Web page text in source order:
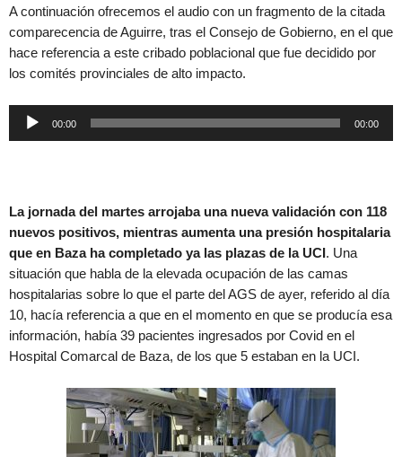
A continuación ofrecemos el audio con un fragmento de la citada
comparecencia de Aguirre, tras el Consejo de Gobierno, en el que
hace referencia a este cribado poblacional que fue decidido por
los comités provinciales de alto impacto.
Reproductor
00:00 00:00
La jornada del martes arrojaba una nueva validación con 118
nuevos positivos, mientras aumenta una presión hospitalaria
que en Baza ha completado ya las plazas de la UCI. Una
situación que habla de la elevada ocupación de las camas
hospitalarias sobre lo que el parte del AGS de ayer, referido al día
10, hacía referencia a que en el momento en que se producía esa
información, había 39 pacientes ingresados por Covid en el
Hospital Comarcal de Baza, de los que 5 estaban en la UCI.